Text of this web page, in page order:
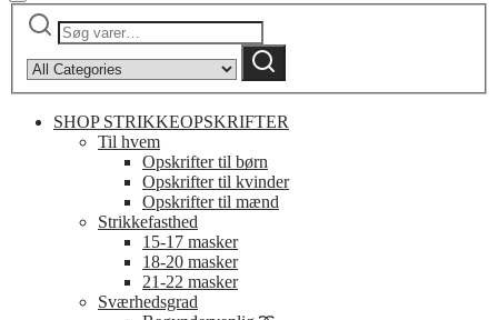
Søg
efter:
by
category:
Søg
SHOP STRIKKEOPSKRIFTER
Til hvem
Opskrifter til børn
Opskrifter til kvinder
Opskrifter til mænd
Strikkefasthed
15-17 masker
18-20 masker
21-22 masker
Sværhedsgrad